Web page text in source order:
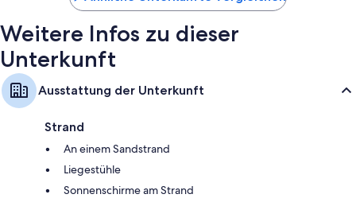
Weitere Infos zu dieser
Unterkunft
Ausstattung der Unterkunft
Strand
An einem Sandstrand
Liegestühle
Sonnenschirme am Strand